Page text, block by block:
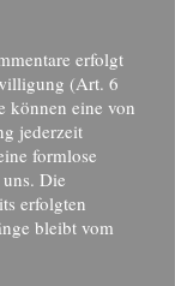
erfolgt
(Art. 6
können eine von
jederzeit
formlose
Die
erfolgten
bleibt vom